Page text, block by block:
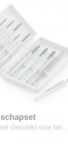
Geschikt voor het…